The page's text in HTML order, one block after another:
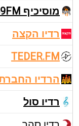
מוסיכיף 69FM
רדיו הקצה
TEDER.FM
הרדיו החברתי
רדיו סול